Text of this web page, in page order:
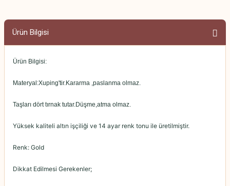
Ürün Bilgisi
Ürün Bilgisi:
Materyal:Xuping'tir.Kararma ,paslanma olmaz.
Taşları dört tırnak tutar.Düşme,atma olmaz.
Yüksek kaliteli altın işçiliği ve 14 ayar renk tonu ile üretilmiştir.
Renk: Gold
Dikkat Edilmesi Gerekenler;